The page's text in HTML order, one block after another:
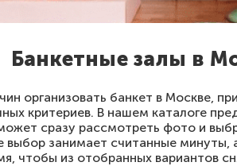
Банкетные залы в
организовать банкет в Москве,
критериев. В нашем каталоге
сразу рассмотреть фото и
выбор занимает считанные минуты,
чтобы из отобранных вариантов